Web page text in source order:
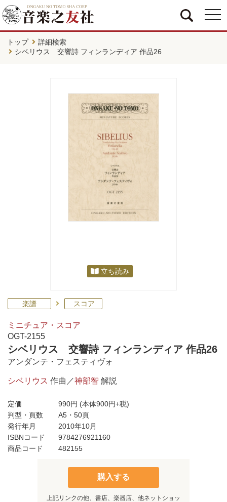
トップ
詳細検索
シベリウス 交響詩 フィンランディア 作品26
立ち読み
楽譜 スコア
ミニチュア・スコア
OGT-2155
シベリウス 交響詩 フィンランディア 作品26
アンダンテ・フェスティヴォ
シベリウス 作曲／神部智 解説
定価 990円 (本体900円+税)
判型・頁数
A5・50頁
発行年月
2010年10月
ISBNコード
9784276921160
商品コード
482155
購入する
上記リンクの他、書店、楽器店、他ネットショッ